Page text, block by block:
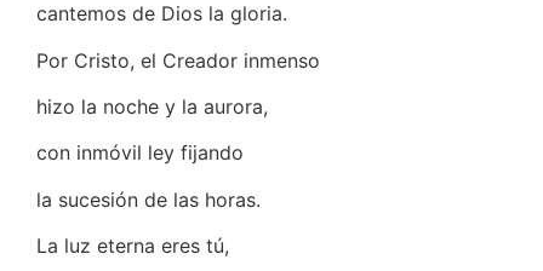
cantemos de Dios la gloria.
Por Cristo, el Creador inmenso
hizo la noche y la aurora,
con inmóvil ley fijando
la sucesión de las horas.
La luz eterna eres tú,